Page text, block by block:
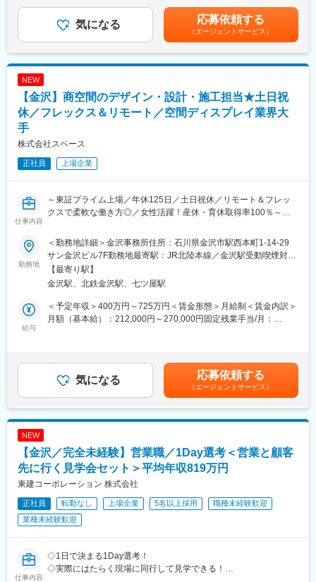
で、公共工事を中心とした工事発注に伴い発生する業務をお任せ
します。手がける工事は道路や河川など大規模なものが多く、イ
ンフラ整備の最先端で安心・安全な地域作りに貢献するやりがい
の大きな仕事です。
し、全面的にバックアップしています。受験のための講習、合格
時の受験費用および受験時宿泊交通費の全額補助、資格更新時の
セミナー受講費用および受講時宿泊交通費の全額補助
変更の範囲：無
設備のほか環境保全プラント設備を官公庁などに納入し、安定し
た事業を展開しています。
【創業70年超の実績と安定性！】
【幅広い手厚いサポートで安定受注を獲得】
単なる販売会社にとどまらぬ独自の技術力で各種プラント計画か
【社員の満足度の高さが同社の強みです】
風通しの良い組織で、後輩を指導する良き風習があり、離職率も
トも充実させるようワークライフバランスを大切にしています。
社員の満足がお客様の満足につながるという考えで社員満足度を
変更の範囲：会社の定める業務
与：年2回■給与改定：年1回 賃金はあくまでも目安の金額であ
り、選考を通じて上下する可能性があります。月給(月額)は固定手
気になる 応募依頼する
（エージェントサービス）
NEW
【金沢】商空間のデザイン・設計・施工担当★土日祝
休／フレックス＆リモート／空間ディスプレイ業界大
手
株式会社スペース
正社員 上場企業
仕事内容
～東証プライム上場／年休125日／土日祝休／リモート＆フレッ
クスで柔軟な働き方◎／女性活躍！産休・育休取得率100％～
■業務内容
北陸エリアを中心とした商業施設内の専門店やテナント（飲食・
物販）などの商空間創りに携るポジションです。
お客様との打合せからデザイン・設計や制作・施施管理業務など
一連の工程に関わっていただきます。
ご本人の経験と適性に合わせた役割を軸に、やがては物件推進者
としてのご活躍を期待しています。担当者は、予算管理やや事計
画まででうため、裁量権を持って働くことができるのも本ポジシ
■キャリアステップ
最初は先輩社員のサポート役の立場で業務を行っていただき、ゆ
くゆくはチーフとして自らの担当顧客を持ち、専門性（設計や制
あったキャリアを積むことが可能です。
■働き方
年休125日、在宅ワーク、フレックス制、時間休など
働きやすい環境が整っています。産休・育休取得率は100％。育
児による時短勤務や子の看護休暇は子供が小学校卒業まで利用可
能です。
■同社の魅力と特徴
【内装事業から総合空間プロデュース企業へ】
勤務地
＜勤務地詳細＞金沢事務所住所：石川県金沢市駅西本町1-14-29
サン金沢ビル7F勤務地最寄駅：JR北陸本線／金沢駅受動喫煙対
策：屋内全面禁煙
【最寄り駅】
金沢駅、北鉄金沢駅、七ツ屋駅
給与
＜予定年収＞400万円～725万円＜賃金形態＞月給制＜賃金内訳＞
月額（基本給）：212,000円～270,000円固定残業手当/月：
は想定年収となりますので、経験やスキルに応じて前後する場合
もございます。※固定残業手当を超える時間外勤務の際は差額分の
支給有。 賃金はあくまでも目安の金額であり、選考を通じて上下
する可能性があります。月給(月額)は固定手当を含めた表記です。
気になる 応募依頼する
（エージェントサービス）
NEW
【金沢／完全未経験】営業職／1Day選考＜営業と顧客
先に行く見学会セット＞平均年収819万円
東建コーポレーション 株式会社
正社員 転勤なし 上場企業 5名以上採用
職種未経験歓迎
業種未経験歓迎
仕事内容
◇1日で決まる1Day選考！
◇実際にはたらく現場に同行して見学できる！